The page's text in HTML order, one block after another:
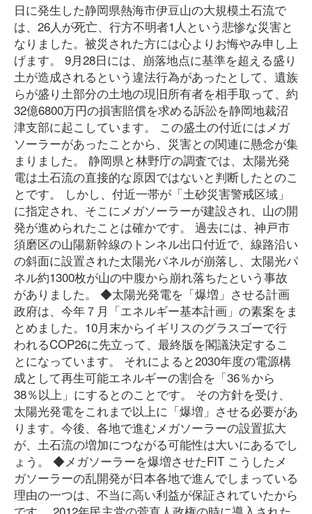
日に発生した静岡県熱海市伊豆山の大規模土石流で
は、26人が死亡、行方不明者1人という悲惨な災害と
なりました。被災された方には心よりお悔やみ申し上
げます。 9月28日には、崩落地点に基準を超える盛り
土が造成されるという違法行為があったとして、遺族
らが盛り土部分の土地の現旧所有者を相手取って、約
32億6800万円の損害賠償を求める訴訟を静岡地裁沼
津支部に起こしています。 この盛土の付近にはメガ
ソーラーがあったことから、災害との関連に懸念が集
まりました。 静岡県と林野庁の調査では、太陽光発
電は土石流の直接的な原因ではないと判断したとのこ
とです。 しかし、付近一帯が「土砂災害警戒区域」
に指定され、そこにメガソーラーが建設され、山の開
発が進められたことは確かです。 過去には、神戸市
須磨区の山陽新幹線のトンネル出口付近で、線路沿い
の斜面に設置された太陽光パネルが崩落し、太陽光パ
ネル約1300枚が山の中腹から崩れ落ちたという事故
がありました。 ◆太陽光発電を「爆増」させる計画
政府は、今年７月「エネルギー基本計画」の素案をま
とめました。10月末からイギリスのグラスゴーで行
われるCOP26に先立って、最終版を閣議決定するこ
とになっています。 それによると2030年度の電源構
成として再生可能エネルギーの割合を「36％から
38％以上」にするとのことです。 その方針を受け、
太陽光発電をこれまで以上に「爆増」させる必要があ
ります。今後、各地で進むメガソーラーの設置拡大
が、土石流の増加につながる可能性は大いにあるでし
ょう。 ◆メガソーラーを爆増させたFIT こうしたメ
ガソーラーの乱開発が日本各地で進んでしまっている
理由の一つは、不当に高い利益が保証されていたから